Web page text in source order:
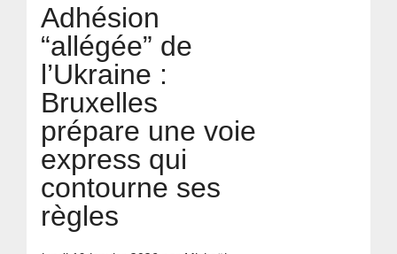
Adhésion
“allégée” de
l’Ukraine :
Bruxelles
prépare une voie
express qui
contourne ses
règles